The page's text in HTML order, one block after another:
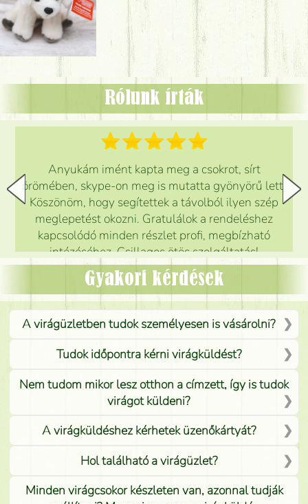
Rólunk írták
Anyukám imént kapta meg a csokrot, sírt
örömében, skype-on meg is mutatta gyönyörű lett.
Köszönöm, hogy segítettek a távolból ilyen szép
meglepetést okozni. Gratulálok a rendeléshez
kapcsolódó minden részlet profi, megbízható
intézéséhez. Csillagos ötös szolgáltatás!
Mónika
Gyakori kérdések
A virágüzletben tudok személyesen is vásárolni?
Tudok időpontra kérni virágküldést?
Nem tudom mikor lesz otthon a címzett, így is tudok
virágot küldeni?
A virágküldéshez kérhetek üzenőkártyát?
Hol található a virágüzlet?
Minden virágcsokor készleten van, azonnal tudják